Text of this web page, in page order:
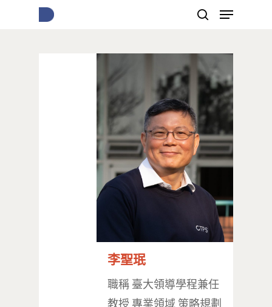
按下Enter開始搜尋，或Esc關閉跳窗
李聖珉
職稱 臺大領導學程兼任
教授 專業領域 策略規劃